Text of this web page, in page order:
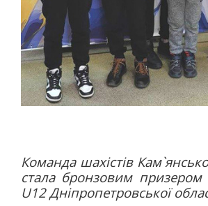
Команда шахістів
стала бронзовим призером
U12 Дніпропетровської